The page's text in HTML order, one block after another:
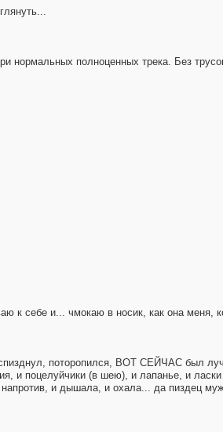
полноценных трека. Без
к себе и... чмокаю в носик, как она меня,
поторопился, ВОТ СЕЙЧАС был
и поцелуйчики (в шею), и лапанье, и
и дышала, и охала... да пиздец